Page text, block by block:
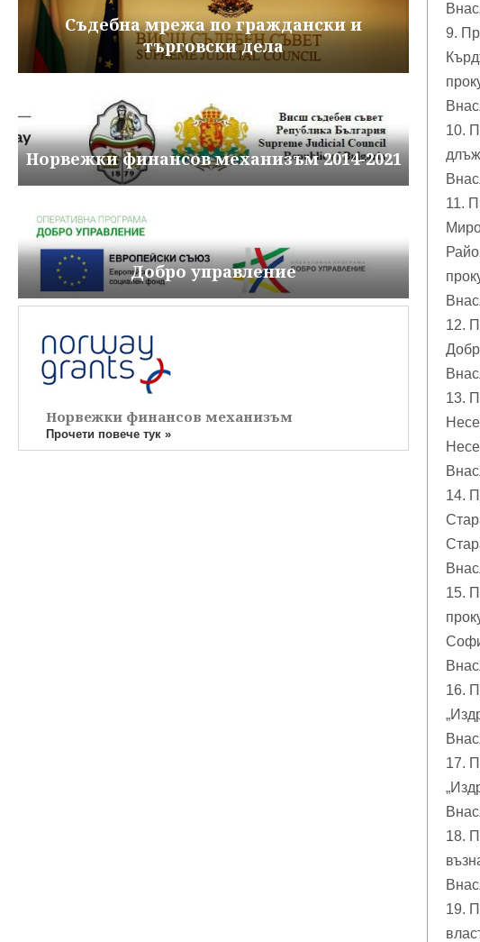
Съдебна мрежа по граждански и
търговски дела
Норвежки финансов механизъм 2014-2021
Добро управление
Норвежки финансов механизъм
Прочети повече тук »
9.
10.
11.
12.
13.
14.
15.
16.
17.
18.
19.